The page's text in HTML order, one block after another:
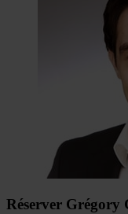
Réserver Grégory